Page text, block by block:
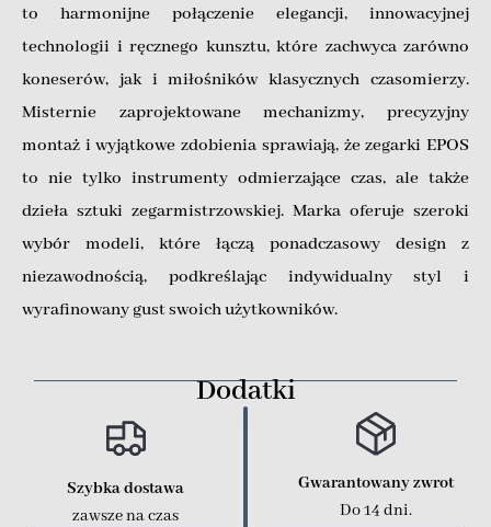
to harmonijne połączenie elegancji, innowacyjnej
technologii i ręcznego kunsztu, które zachwyca zarówno
koneserów, jak i miłośników klasycznych czasomierzy.
Misternie zaprojektowane mechanizmy, precyzyjny
montaż i wyjątkowe zdobienia sprawiają, że zegarki EPOS
to nie tylko instrumenty odmierzające czas, ale także
dzieła sztuki zegarmistrzowskiej. Marka oferuje szeroki
wybór modeli, które łączą ponadczasowy design z
niezawodnością, podkreślając indywidualny styl i
wyrafinowany gust swoich użytkowników.
Dodatki
Szybka dostawa
zawsze na czas
Gwarantowany zwrot
Do 14 dni.